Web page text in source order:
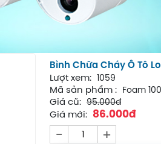
Bình Chữa Cháy Ô Tô
Lượt xem: 1059
Mã sản phẩm : Foam
Giá cũ: 95.000đ
Giá mới: 86.000đ
- +